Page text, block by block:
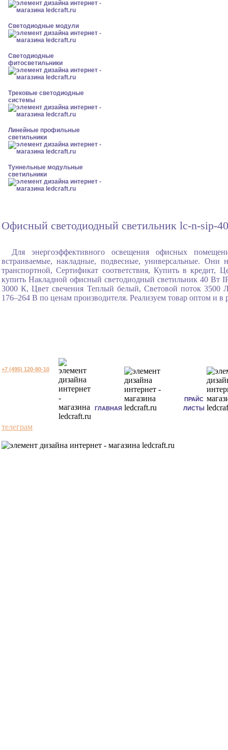
Светодиодные модули
Светодиодные
фитосветильники
Трековые светодиодные
системы
Линейные профильные
светильники
Туннельные модульные
светильники
Офисный светодиодный светильник lc-n-sip-
Для энергоэффективного освещения офисных
встраиваемые, накладные, подвесные, универсальные.
транспортной, Сертификат соответствия, Купить в
купить Накладной офисный светодиодный светильник 40 Вт
3000 К, Цвет свечения Теплый белый, Световой поток 3500
176–264 В по ценам производителя. Реализуем товар оптом и
+7 (495) 120-80-10
ГЛАВНАЯ
ПРАЙС
ЛИСТЫ
телеграм